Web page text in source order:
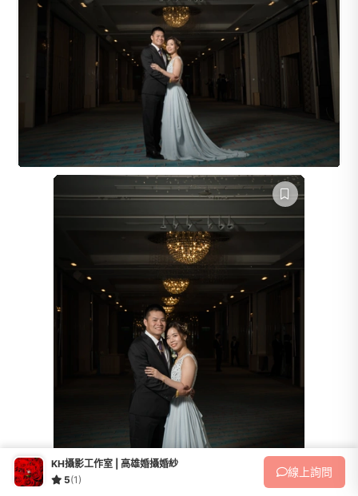
KH攝影工作室 | 高雄婚攝婚紗
5(1)
線上詢問